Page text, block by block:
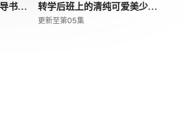
暴走千金立誓复仇用魔导书之力碾碎祖国 转学后班上的清纯可爱美少女竟是小时候玩在一起的哥儿们
更新至第05集